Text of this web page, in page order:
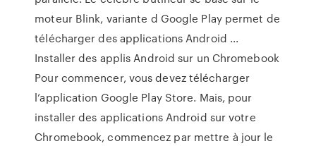
moteur Blink, variante d Google Play permet de
télécharger des applications Android ...
Installer des applis Android sur un Chromebook
Pour commencer, vous devez télécharger
l’application Google Play Store. Mais, pour
installer des applications Android sur votre
Chromebook, commencez par mettre à jour le